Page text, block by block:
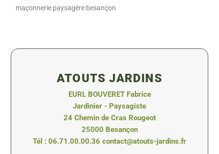
maçonnerie paysagère besançon
ATOUTS JARDINS
EURL BOUVERET Fabrice
Jardinier - Paysagiste
24 Chemin de Cras Rougeot
25000 Besançon
Tél : 06.71.00.00.36 contact@atouts-jardins.fr